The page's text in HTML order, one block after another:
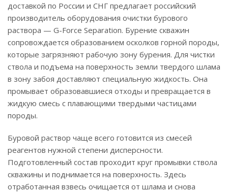
доставкой по России и СНГ предлагает российский
производитель оборудования очистки бурового
раствора — G-Force Separation. Бурение скважин
сопровождается образованием осколков горной породы,
которые загрязняют рабочую зону бурения. Для чистки
ствола и подъема на поверхность земли твердого шлама
в зону забоя доставляют специальную жидкость. Она
промывает образовавшиеся отходы и превращается в
жидкую смесь с плавающими твердыми частицами
породы.
Буровой раствор чаще всего готовится из смесей
реагентов нужной степени дисперсности.
Подготовленный состав проходит круг промывки ствола
скважины и поднимается на поверхность. Здесь
отработанная взвесь очищается от шлама и снова